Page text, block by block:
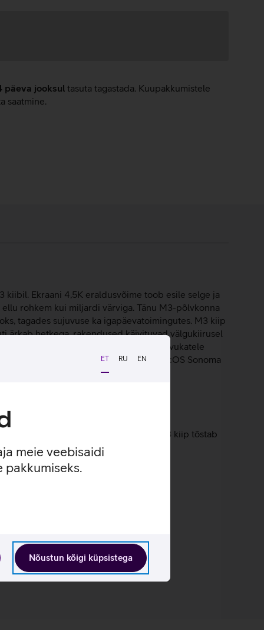
ET RU EN
meie veebisaidi
pakkumiseks.
Nõustun kõigi küpsistega
päeva jooksul tasuta tagastada. Kuupakkumistele
saatmine.
kiibil. Ekraani 4,5K eraldusvõime toob esile selge ja
rohkem kui miljardi värviga. Tänu M3-põlvkonna
tagades sujuvuse ka igapäevatoimingutes. M3 kiip
ärkab hetkega, rakendused käivituvad välgukiirusel
sinu piltidele, videotele ning arvukatele
uuele tasemele. Arvuti töötab macOS Sonoma
pildisignaaliprotsessoriga M3 kiip tõstab
taustamüra.